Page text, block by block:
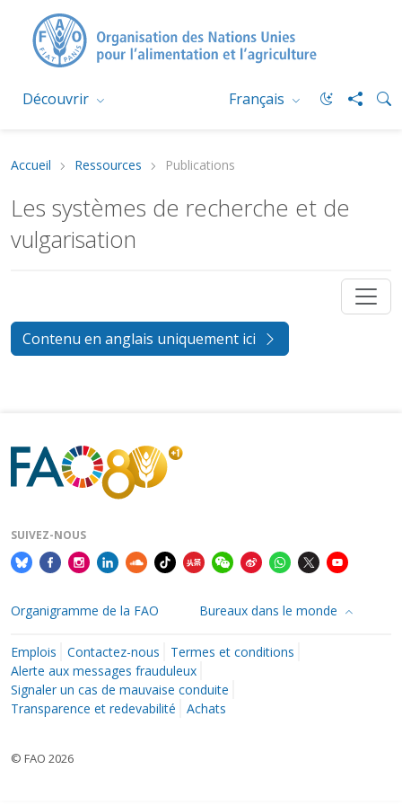
Découvrir Français
Accueil Ressources Publications
Les systèmes de recherche et de
vulgarisation
Contenu en anglais uniquement ici
SUIVEZ-NOUS
Organigramme de la FAO Bureaux dans le monde
Emplois Contactez-nous
Termes et conditions
Alerte aux messages frauduleux
Signaler un cas de mauvaise conduite
Transparence et redevabilité
Achats
© FAO 2026